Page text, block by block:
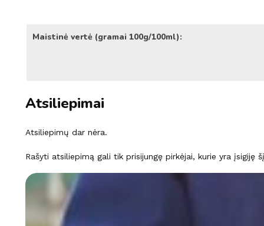
Maistinė vertė (gramai 100g/100ml):
Atsiliepimai
Atsiliepimų dar nėra.
Rašyti atsiliepimą gali tik prisijungę pirkėjai, kurie yra įsigiję